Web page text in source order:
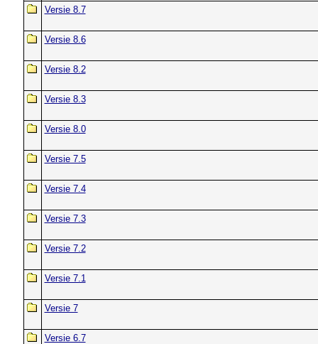
Versie 8.7
Versie 8.6
Versie 8.2
Versie 8.3
Versie 8.0
Versie 7.5
Versie 7.4
Versie 7.3
Versie 7.2
Versie 7.1
Versie 7
Versie 6.7